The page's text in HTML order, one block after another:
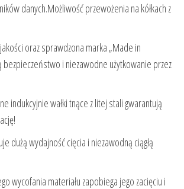
danych.Możliwość przewożenia na kółkach z
oraz sprawdzona marka „Made in
bezpieczeństwo i niezawodne użytkowanie przez
indukcyjnie wałki tnące z litej stali gwarantują
dużą wydajność cięcia i niezawodną ciągłą
wycofania materiału zapobiega jego zacięciu i